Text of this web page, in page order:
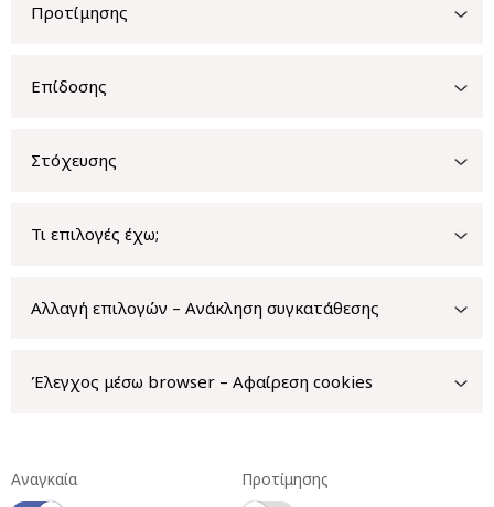
Προτίμησης
Επίδοσης
Στόχευσης
Τι επιλογές έχω;
Αλλαγή επιλογών – Ανάκληση συγκατάθεσης
Έλεγχος μέσω browser – Αφαίρεση cookies
Αναγκαία Προτίμησης